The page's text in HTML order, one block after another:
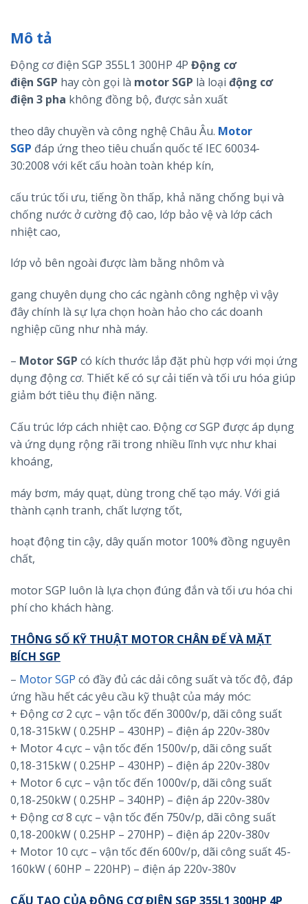
Mô tả
Động cơ điện SGP 355L1 300HP 4P Động cơ
điện SGP hay còn gọi là motor SGP là loại động cơ
điện 3 pha không đồng bộ, được sản xuất
theo dây chuyền và công nghệ Châu Âu. Motor
SGP đáp ứng theo tiêu chuẩn quốc tế IEC 60034-
30:2008 với kết cấu hoàn toàn khép kín,
cấu trúc tối ưu, tiếng ồn thấp, khả năng chống bụi và
chống nước ở cường độ cao, lớp bảo vệ và lớp cách
nhiệt cao,
lớp vỏ bên ngoài được làm bằng nhôm và
gang chuyên dụng cho các ngành công nghệp vì vậy
đây chính là sự lựa chọn hoàn hảo cho các doanh
nghiệp cũng như nhà máy.
– Motor SGP có kích thước lắp đặt phù hợp với mọi ứng
dụng động cơ. Thiết kế có sự cải tiến và tối ưu hóa giúp
giảm bớt tiêu thụ điện năng.
Cấu trúc lớp cách nhiệt cao. Động cơ SGP được áp dụng
và ứng dụng rộng rãi trong nhiều lĩnh vực như khai
khoáng,
máy bơm, máy quạt, dùng trong chế tạo máy. Với giá
thành cạnh tranh, chất lượng tốt,
hoạt động tin cậy, dây quấn motor 100% đồng nguyên
chất,
motor SGP luôn là lựa chọn đúng đắn và tối ưu hóa chi
phí cho khách hàng.
THÔNG SỐ KỸ THUẬT MOTOR CHÂN ĐẾ VÀ MẶT
BÍCH SGP
– Motor SGP có đầy đủ các dải công suất và tốc độ, đáp
ứng hầu hết các yêu cầu kỹ thuật của máy móc:
+ Động cơ 2 cực – vận tốc đến 3000v/p, dãi công suất
0,18-315kW ( 0.25HP – 430HP) – điện áp 220v-380v
+ Motor 4 cực – vận tốc đến 1500v/p, dãi công suất
0,18-315kW ( 0.25HP – 430HP) – điện áp 220v-380v
+ Motor 6 cực – vận tốc đến 1000v/p, dãi công suất
0,18-250kW ( 0.25HP – 340HP) – điện áp 220v-380v
+ Động cơ 8 cực – vận tốc đến 750v/p, dãi công suất
0,18-200kW ( 0.25HP – 270HP) – điện áp 220v-380v
+ Motor 10 cực – vận tốc đến 600v/p, dãi công suất 45-
160kW ( 60HP – 220HP) – điện áp 220v-380v
CẤU TẠO CỦA ĐỘNG CƠ ĐIỆN SGP 355L1 300HP 4P